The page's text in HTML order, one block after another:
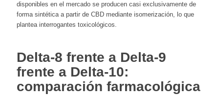
disponibles en el mercado se producen casi exclusivamente de
forma sintética a partir de CBD mediante isomerización, lo que
plantea interrogantes toxicológicos.
Delta-8 frente a Delta-9
frente a Delta-10:
comparación farmacológica